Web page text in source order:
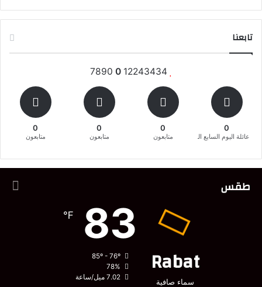
تابعنا
12243434
0
0
عائلة اليوم السابع المغربية
0
متابعون
0
متابعون
0
متابعون
طقس
Rabat
سماء صافية
83
℉
85º - 76º
78%
7.02 ميل/ساعة